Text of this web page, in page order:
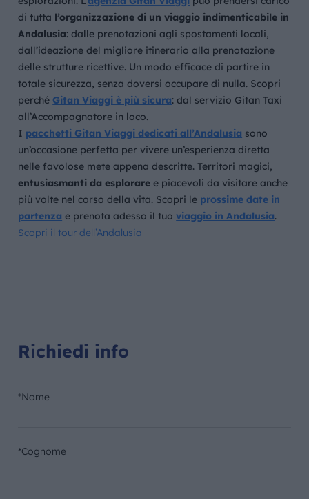
di tutta l’organizzazione di un viaggio indimenticabile in
Andalusia: dalle prenotazioni agli spostamenti locali,
dall’ideazione del migliore itinerario alla prenotazione
delle strutture ricettive. Un modo efficace di partire in
totale sicurezza, senza doversi occupare di nulla. Scopri
perché Gitan Viaggi è più sicura: dal servizio Gitan Taxi
all’Accompagnatore in loco.
I pacchetti Gitan Viaggi dedicati all’Andalusia sono
un’occasione perfetta per vivere un’esperienza diretta
nelle favolose mete appena descritte. Territori magici,
entusiasmanti da esplorare e piacevoli da visitare anche
più volte nel corso della vita. Scopri le prossime date in
partenza e prenota adesso il tuoviaggio in Andalusia.
Scopri il tour dell’Andalusia
Richiedi info
*Nome
*Cognome